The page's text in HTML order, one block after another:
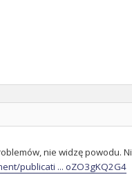
nie widzę powodu.
publicati ... oZO3gKQ2G4